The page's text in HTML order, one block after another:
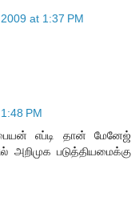
at 1:37 PM
PM
எப்டி தான் மேனேஜ்
படுத்தியமைக்கு